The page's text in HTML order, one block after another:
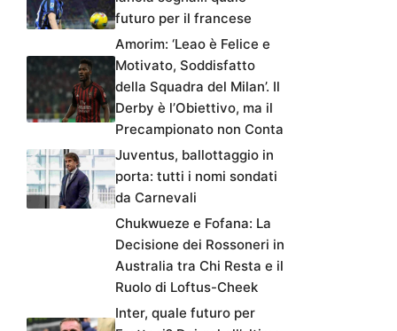
futuro per il francese
Amorim: ‘Leao è Felice e
Motivato, Soddisfatto
della Squadra del Milan’. Il
Derby è l’Obiettivo, ma il
Precampionato non Conta
Juventus, ballottaggio in
porta: tutti i nomi sondati
da Carnevali
Chukwueze e Fofana: La
Decisione dei Rossoneri in
Australia tra Chi Resta e il
Ruolo di Loftus-Cheek
Inter, quale futuro per